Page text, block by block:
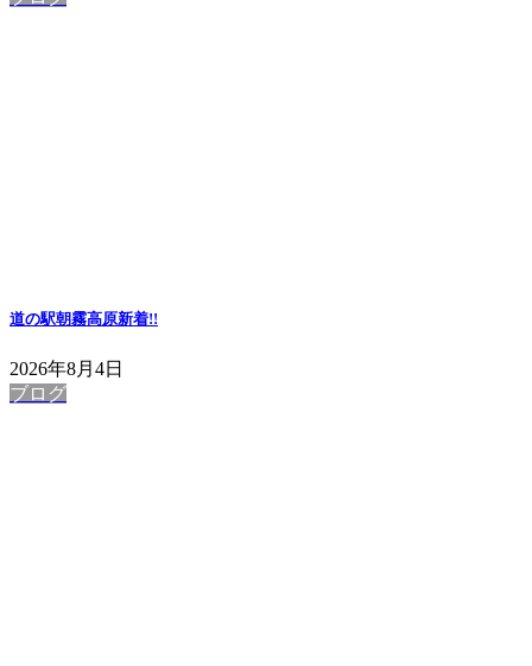
道の駅朝霧高原新着!!
2026年8月4日
ブログ